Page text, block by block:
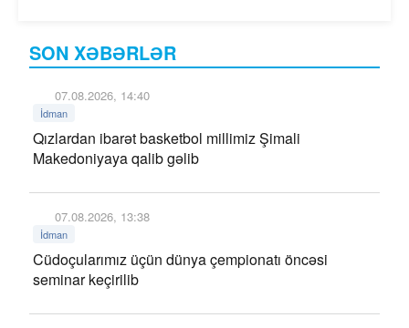
SON XƏBƏRLƏR
07.08.2026, 14:40
İdman
Qızlardan ibarət basketbol millimiz Şimali
Makedoniyaya qalib gəlib
07.08.2026, 13:38
İdman
Cüdoçularımız üçün dünya çempionatı öncəsi
seminar keçirilib